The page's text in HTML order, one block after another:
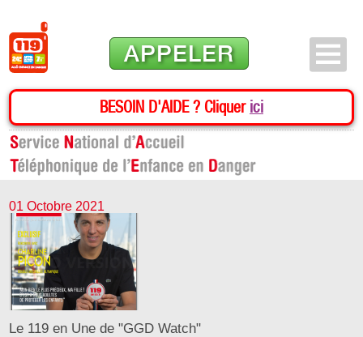
APPELER
BESOIN D'AIDE ? Cliquer ici
01 Octobre 2021
Le 119 en Une de "GGD Watch"